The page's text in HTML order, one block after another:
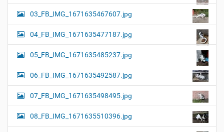
03_FB_IMG_1671635467607.jpg
04_FB_IMG_1671635477187.jpg
05_FB_IMG_1671635485237.jpg
06_FB_IMG_1671635492587.jpg
07_FB_IMG_1671635498495.jpg
08_FB_IMG_1671635510396.jpg